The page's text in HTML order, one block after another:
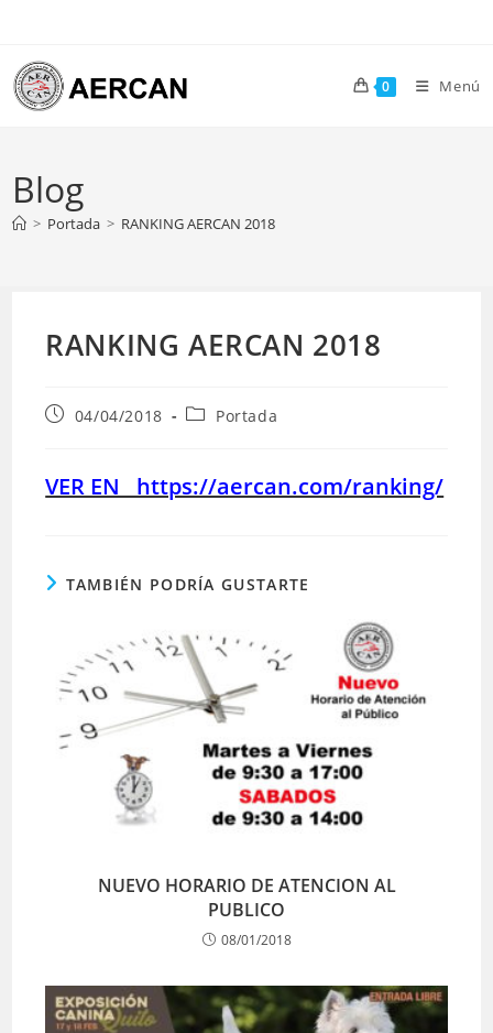
contenido
0 Menú
Blog
> Portada > RANKING AERCAN 2018
RANKING AERCAN 2018
Publicación
entrada:
04/04/2018
Categoría
entrada:
Portada
VER EN https://aercan.com/ranking/
TAMBIÉN PODRÍA GUSTARTE
NUEVO HORARIO DE ATENCION AL
PUBLICO
08/01/2018